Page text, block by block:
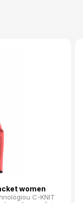
women
C-KNIT